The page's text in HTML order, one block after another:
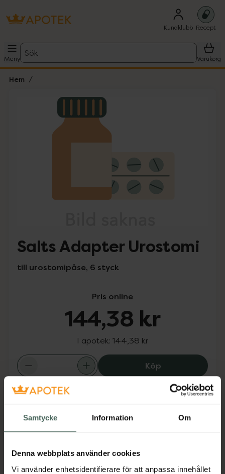
Samtycke Information Om
Denna webbplats använder cookies
Vi använder enhetsidentifierare för att anpassa innehållet
Kundklubb Recept
Meny
Sök
Varukorg
Hem
Lista: . Innehåller 1 objekt.
Salts Adapter Urostomi
till urostomipåse, 6 styck
Pris online
144,38 kr
I apotek: 144,38 kr
KöpSalts Adapter
Snabba leveranser
Finns i webblager
Beskrivning Dölj